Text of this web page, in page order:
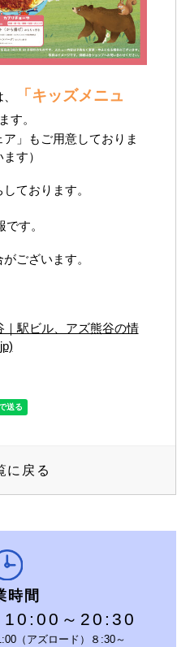
人情報保護方針
「キッズメニュ
す。
」もご用意しておりま
す）
ております。
す。
ございます。
駅ビル、アズ熊谷の情
に戻る
時間
10:00～20:30
（アズロード）８:30～